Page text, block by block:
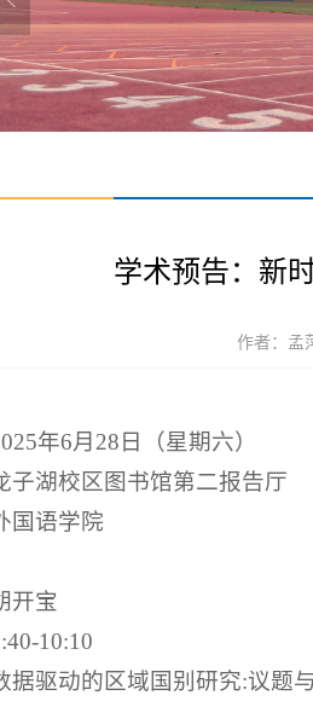
学术预告：新
作者：孟
年6月28日（星期六）
子湖校区图书馆第二报告厅
国语学院
开宝
10:10
据驱动的区域国别研究:议题